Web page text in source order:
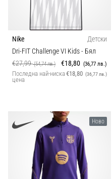
Nike
Детски
Dri-FIT Challenge VI Kids- Бял
€27,99(54,74 лв.) €18,80 (36,77 лв.)
Последна най-ниска
цена
€18,80 (36,77 лв.)
Ново